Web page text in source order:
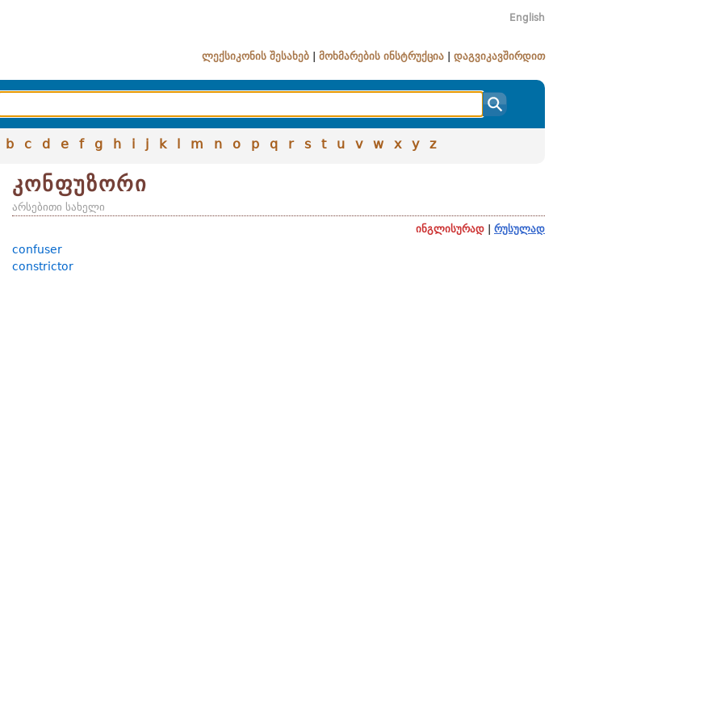
English
ლექსიკონის შესახებ მოხმარების ინსტრუქცია დაგვიკავშირდით
b c d e f g h i j k l m n o p q r s t u v w x y z
კონფუზორი
არსებითი სახელი
ინგლისურად
რუსულად
confuser
constrictor